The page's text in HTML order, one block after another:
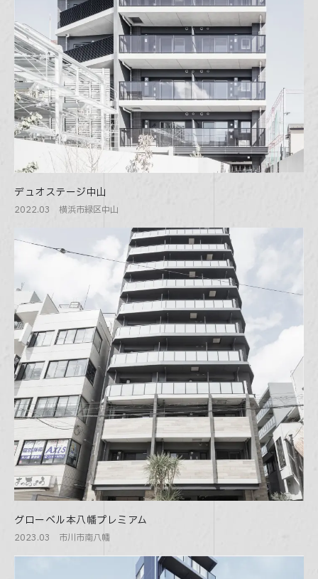
デュオステージ中山
2022.03 横浜市緑区中山
グローベル本八幡プレミアム
2023.03 市川市南八幡